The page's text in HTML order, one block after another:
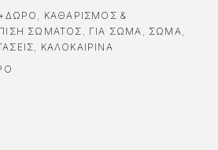
ΚΑΘΑΡΙΣΜΌΣ &
ΣΏΜΑΤΟΣ ΓΙΑ ΣΏΜΑ ΣΩΜΑ
ΚΑΛΟΚΑΙΡΙΝΑ